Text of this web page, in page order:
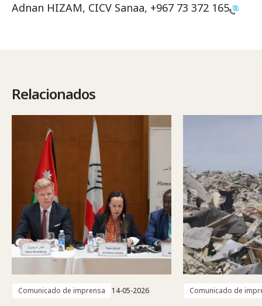
Adnan HIZAM, CICV Sanaa, +967 73 372 165
Relacionados
Comunicado de imprensa 14-05-2026 Comunicado de